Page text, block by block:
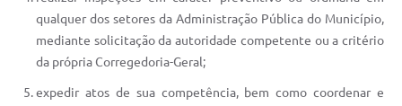
qualquer dos setores da Administração Pública do Município,
mediante solicitação da autoridade competente ou a critério
da própria Corregedoria-Geral;
expedir atos de sua competência, bem como coordenar e